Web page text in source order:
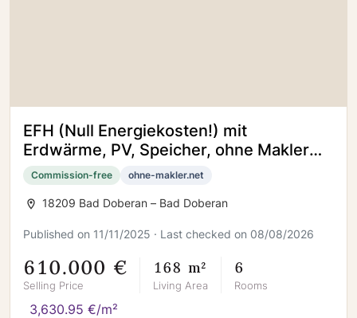
EFH (Null Energiekosten!) mit
Erdwärme, PV, Speicher, ohne Makler
(Mehrgeneration geeignet)
Commission-free ohne-makler.net
18209 Bad Doberan – Bad Doberan
Published on 11/11/2025 · Last checked on 08/08/2026
610.000 €
Selling Price
168 m²
Living Area
6
Rooms
3,630.95 €/m²